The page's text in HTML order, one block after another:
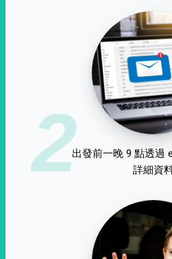
2出發前一晚 9 點透過
詳細資